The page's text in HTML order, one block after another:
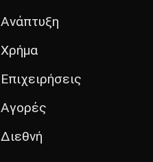
Ανάπτυξη
Χρήμα
Επιχειρήσεις
Αγορές
Διεθνή